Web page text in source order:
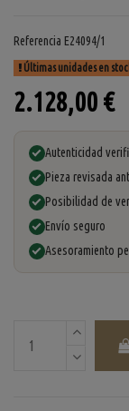
Referencia E24094/1
Últimas unidades en
2.128,00 €
Autenticidad
Pieza revisada
Posibilidad de
Envío seguro
Asesoramiento